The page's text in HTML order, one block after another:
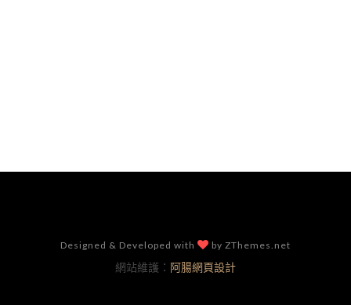
Designed & Developed with by ZThemes.net
網站維護： 阿腸網頁設計